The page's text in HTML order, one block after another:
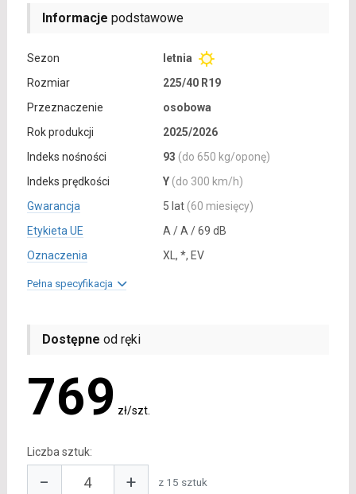
Informacje podstawowe
Sezon
letnia
Rozmiar
225/40 R19
Przeznaczenie
osobowa
Rok produkcji
2025/2026
Indeks nośności
93 (do 650 kg/oponę)
Indeks prędkości
Y (do 300 km/h)
Gwarancja
5 lat (60 miesięcy)
Etykieta UE
A / A / 69 dB
Oznaczenia
XL, *, EV
Pełna specyfikacja
Dostępne od ręki
769 zł/szt.
Liczba sztuk:
− + z 15 sztuk